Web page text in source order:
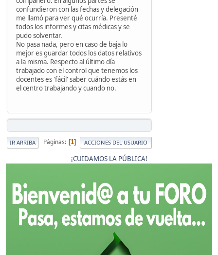
confundieron con las fechas y delegación
me llamó para ver qué ocurría. Presenté
todos los informes y citas médicas y se
pudo solventar.
No pasa nada, pero en caso de baja lo
mejor es guardar todos los datos relativos
a la misma. Respecto al último día
trabajado con el control que tenemos los
docentes es 'fácil' saber cuándo estás en
el centro trabajando y cuando no.
IR ARRIBA Páginas 1 ACCIONES DEL USUARIO
¡CUIDAMOS LA PÚBLICA!